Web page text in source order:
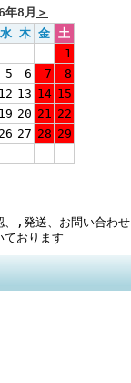
年8月 ＞
水 木 金 土
1
5 6 7
8
12 13 14 15
19 20 21 22
26 27 28 29
、,発送、お問い合わせ
ております